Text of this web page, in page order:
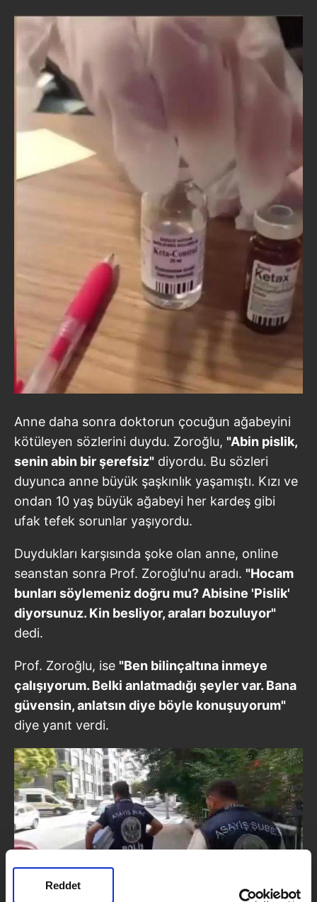
Reddet
Anne daha sonra doktorun çocuğun ağabeyini
kötüleyen sözlerini duydu. Zoroğlu, "Abin pislik,
senin abin bir şerefsiz" diyordu. Bu sözleri
duyunca anne büyük şaşkınlık yaşamıştı. Kızı ve
ondan 10 yaş büyük ağabeyi her kardeş gibi
ufak tefek sorunlar yaşıyordu.
Duydukları karşısında şoke olan anne, online
seanstan sonra Prof. Zoroğlu'nu aradı. "Hocam
bunları söylemeniz doğru mu? Abisine 'Pislik'
diyorsunuz. Kin besliyor, araları bozuluyor"
dedi.
Prof. Zoroğlu, ise "Ben bilinçaltına inmeye
çalışıyorum. Belki anlatmadığı şeyler var. Bana
güvensin, anlatsın diye böyle konuşuyorum"
diye yanıt verdi.